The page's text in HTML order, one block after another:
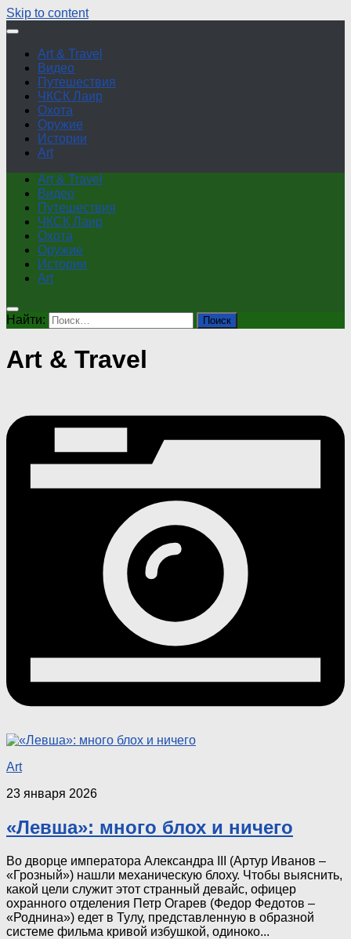
Skip to content
Art & Travel
Видео
Путешествия
ЧКСК Лаир
Охота
Оружие
Истории
Art
Art & Travel
Видео
Путешествия
ЧКСК Лаир
Охота
Оружие
Истории
Art
Найти:
Art & Travel
Art
23 января 2026
«Левша»: много блох и ничего
Во дворце императора Александра III (Артур Иванов –
«Грозный») нашли механическую блоху. Чтобы выяснить,
какой цели служит этот странный девайс, офицер
охранного отделения Петр Огарев (Федор Федотов –
«Роднина») едет в Тулу, представленную в образной
системе фильма кривой избушкой, одиноко...